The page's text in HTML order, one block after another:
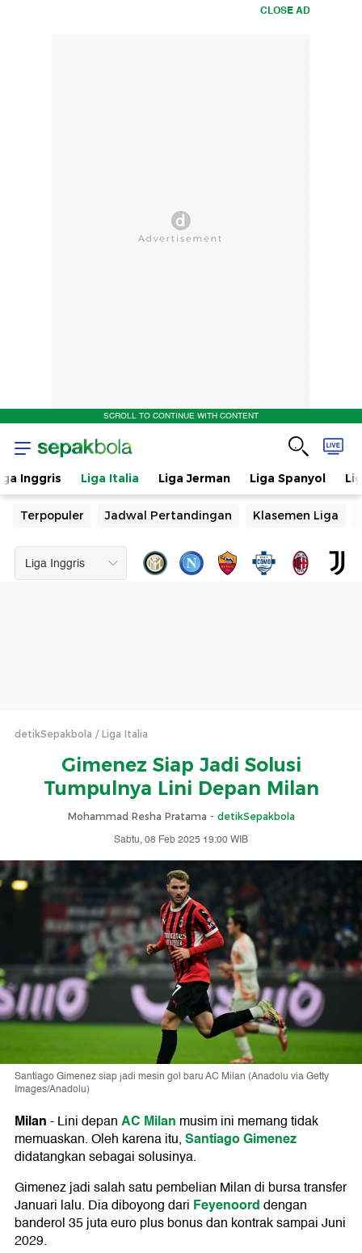
CLOSE AD
SCROLL TO CONTINUE WITH CONTENT
Inggris Liga Italia Liga Jerman Liga Spanyol
Terpopuler Jadwal Pertandingan Klasemen Liga
detikSepakbola Liga Italia
Gimenez Siap Jadi Solusi
Tumpulnya Lini Depan Milan
Mohammad Resha Pratama - detikSepakbola
Sabtu, 08 Feb 2025 19:00 WIB
Santiago Gimenez siap jadi mesin gol baru AC Milan (Anadolu via Getty
Images/Anadolu)
Milan-Lini depanAC Milan musim ini memang tidak
memuaskan. Oleh karena itu,Santiago Gimenez
didatangkan sebagai solusinya.
Gimenez jadi salah satu pembelian Milan di bursa transfer
Januari lalu. Dia diboyong dari Feyenoorddengan
banderol 35 juta euro plus bonus dan kontrak sampai Juni
2029.